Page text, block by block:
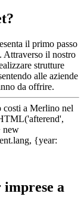
il primo passo
Attraverso il nostro
strutture
alle aziende
da offrire.
a